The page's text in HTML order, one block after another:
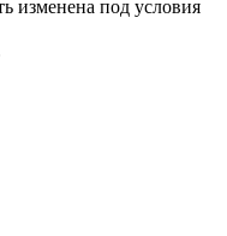
изменена под условия